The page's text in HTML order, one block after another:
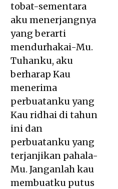
tobat-sementara
aku menerjangnya
yang berarti
mendurhakai-Mu.
Tuhanku, aku
berharap Kau
menerima
perbuatanku yang
Kau ridhai di tahun
ini dan
perbuatanku yang
terjanjikan pahala-
Mu. Janganlah kau
membuatku putus